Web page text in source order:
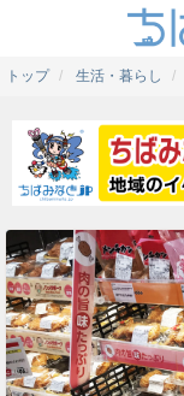
トップ 生活・暮らし